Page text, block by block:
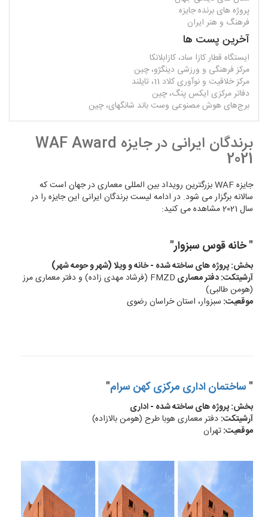
پروژه های برنده جایزه
فرهنگ و هنر ایران
آخرین پست ها
ایستگاه قطار کازا ساد، کازابلانکا
مرکز فرهنگی و ورزشی دینگژو، چین
مرکز خلاقیت و نوآوری کلاد 11، تایلند
دفاتر مرکزی ایکس پنگ، چین
برج‌های هوش مصنوعی وست باند شانگهای، چین
برندگان ایرانی در جایزه WAF Award
2021
جایزه WAF بزرگترین رویداد بین المللی معماری در جهان است که
سالانه برگزار می شود. در ادامه لیست برندگان ایرانی این جایزه را در
سال 2021 مشاهده می کنید:
" خانه قوس سبزوار"
بخش: پروژه های ساخته شده - خانه و ویلا (شهر و حومه شهر)
آرشیتکت: دفتر معماری
FMZD (فرشاد مهدی زاده) و دفتر معماری مرز
(هومن طالبی)
موقعیت: سبزوار، استان خراسان رضوی
" ساختمان اداری مرکزی کهن سرام"
بخش: پروژه های ساخته شده - اداری
آرشیتکت: دفتر معماری هوبا طرح (هومن بالازاده)
موقعیت:تهران